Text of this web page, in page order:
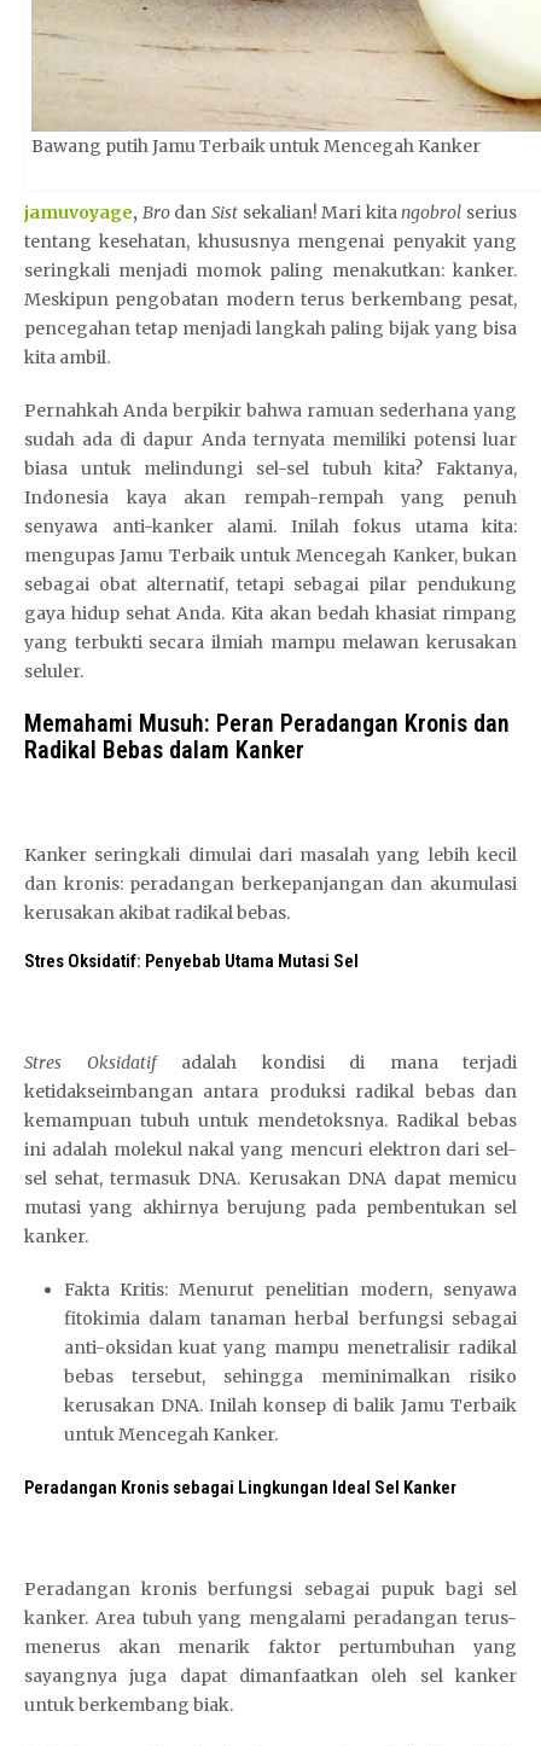
Bawang putih Jamu Terbaik untuk Mencegah Kanker
jamuvoyage, Brodan Sistsekalian! Mari kitangobrol serius
tentang kesehatan, khususnya mengenai penyakit yang
seringkali menjadi momok paling menakutkan: kanker.
Meskipun pengobatan modern terus berkembang pesat,
pencegahan tetap menjadi langkah paling bijak yang bisa
kita ambil.
Pernahkah Anda berpikir bahwa ramuan sederhana yang
sudah ada di dapur Anda ternyata memiliki potensi luar
biasa untuk melindungi sel-sel tubuh kita? Faktanya,
Indonesia kaya akan rempah-rempah yang penuh
senyawa anti-kanker alami. Inilah fokus utama kita:
mengupas Jamu Terbaik untuk Mencegah Kanker, bukan
sebagai obat alternatif, tetapi sebagai pilar pendukung
gaya hidup sehat Anda. Kita akan bedah khasiat rimpang
yang terbukti secara ilmiah mampu melawan kerusakan
seluler.
N
a
Memahami Musuh: Peran Peradangan Kronis dan
Radikal Bebas dalam Kanker
Kanker seringkali dimulai dari masalah yang lebih kecil
dan kronis: peradangan berkepanjangan dan akumulasi
kerusakan akibat radikal bebas.
Stres Oksidatif: Penyebab Utama Mutasi Sel
Stres Oksidatifadalah kondisi di mana terjadi
ketidakseimbangan antara produksi radikal bebas dan
kemampuan tubuh untuk mendetoksnya. Radikal bebas
ini adalah molekul nakal yang mencuri elektron dari sel-
sel sehat, termasuk DNA. Kerusakan DNA dapat memicu
mutasi yang akhirnya berujung pada pembentukan sel
kanker.
Fakta Kritis: Menurut penelitian modern, senyawa
fitokimia dalam tanaman herbal berfungsi sebagai
anti-oksidan kuat yang mampu menetralisir radikal
bebas tersebut, sehingga meminimalkan risiko
kerusakan DNA. Inilah konsep di balik Jamu Terbaik
untuk Mencegah Kanker.
Peradangan Kronis sebagai Lingkungan Ideal Sel Kanker
Peradangan kronis berfungsi sebagai pupuk bagi sel
kanker. Area tubuh yang mengalami peradangan terus-
menerus akan menarik faktor pertumbuhan yang
sayangnya juga dapat dimanfaatkan oleh sel kanker
untuk berkembang biak.